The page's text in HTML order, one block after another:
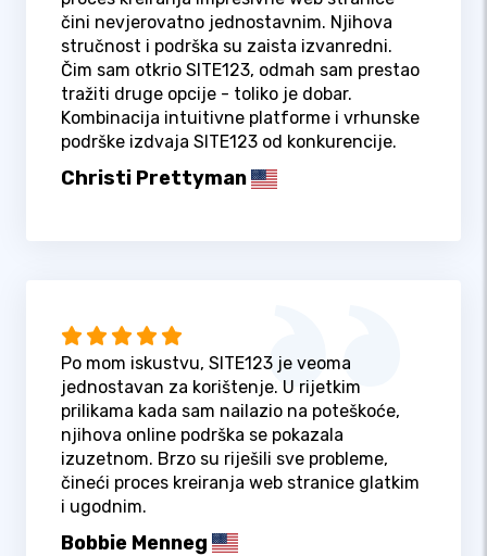
čini nevjerovatno jednostavnim. Njihova
stručnost i podrška su zaista izvanredni.
Čim sam otkrio SITE123, odmah sam prestao
tražiti druge opcije - toliko je dobar.
Kombinacija intuitivne platforme i vrhunske
podrške izdvaja SITE123 od konkurencije.
Christi Prettyman
Po mom iskustvu, SITE123 je veoma
jednostavan za korištenje. U rijetkim
prilikama kada sam nailazio na poteškoće,
njihova online podrška se pokazala
izuzetnom. Brzo su riješili sve probleme,
čineći proces kreiranja web stranice glatkim
i ugodnim.
Bobbie Menneg